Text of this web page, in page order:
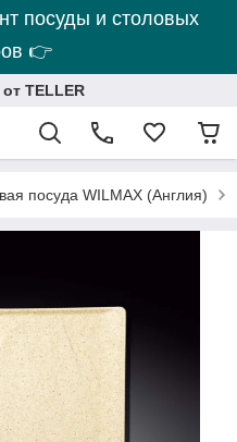
посуды и столовых
👉
TELLER
посуда WILMAX (Англия)